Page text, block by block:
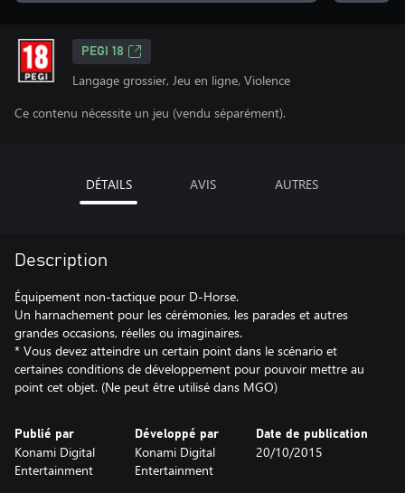
PEGI 18
Langage grossier, Jeu en ligne, Violence
Ce contenu nécessite un jeu (vendu séparément).
DÉTAILS AVIS AUTRES
Description
Équipement non-tactique pour D-Horse.
Un harnachement pour les cérémonies, les parades et autres
grandes occasions, réelles ou imaginaires.
* Vous devez atteindre un certain point dans le scénario et
certaines conditions de développement pour pouvoir mettre au
point cet objet. (Ne peut être utilisé dans MGO)
Publié par
Konami Digital
Entertainment
Développé par
Konami Digital
Entertainment
Date de publication
20/10/2015